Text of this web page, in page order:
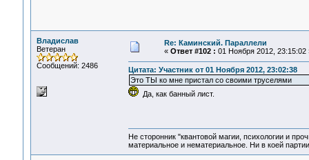
Владислав
Ветеран
Сообщений: 2486
Re: Каминский. Параллели
« Ответ #102 : 01 Ноября 2012, 23:15:02
Цитата: Участник от 01 Ноября 2012, 23:02:38
Это ТЫ ко мне пристал со своими труселями
Да, как банный лист.
Не сторонник "квантовой магии, психологии и
материальное и нематериальное. Ни в коей